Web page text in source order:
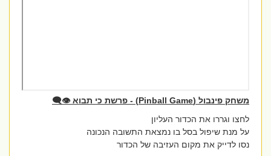
משחק פינבול (Pinball Game) - פרשת כי תבוא 👁️‍🗨️
לחצו וגררו את הכדור העליון
על מנת שיפול בסל בו נמצאת התשובה הנכונה
נסו לדייק את מקום העזיבה של הכדור